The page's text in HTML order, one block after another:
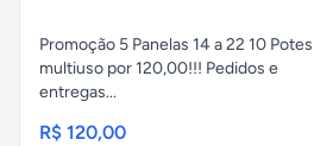
Promoção 5 Panelas 14 a 22 10 Potes
multiuso por 120,00!!! Pedidos e
entregas...
R$ 120,00